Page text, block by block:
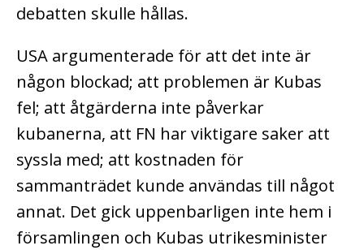
debatten skulle hållas.
USA argumenterade för att det inte är
någon blockad; att problemen är Kubas
fel; att åtgärderna inte påverkar
kubanerna, att FN har viktigare saker att
syssla med; att kostnaden för
sammanträdet kunde användas till något
annat. Det gick uppenbarligen inte hem i
församlingen och Kubas utrikesminister